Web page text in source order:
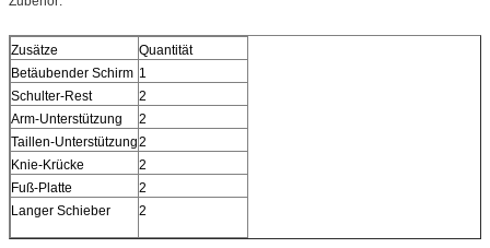
Zusätze
Quantität
Betäubender Schirm 1
Schulter-Rest
2
Arm-Unterstützung
2
Taillen-Unterstützung2
Knie-Krücke
2
Fuß-Platte
2
Langer Schieber
2